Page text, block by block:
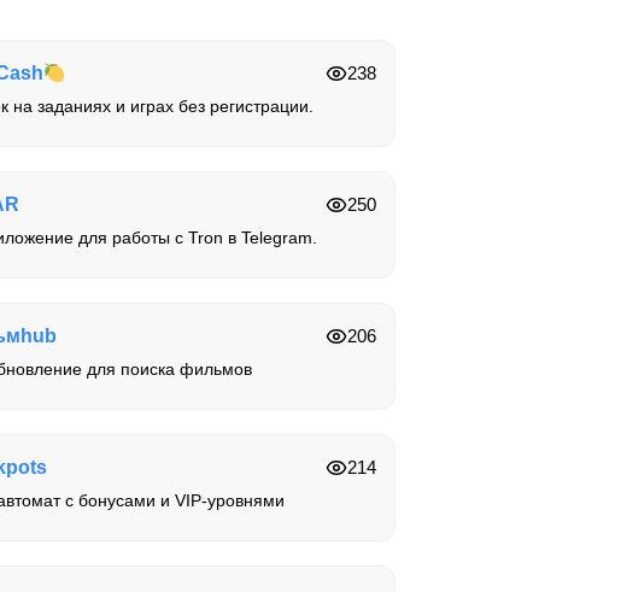
на заданиях и играх без регистрации.
238
для работы с Tron в Telegram.
250
для поиска фильмов
206
с бонусами и VIP-уровнями
214